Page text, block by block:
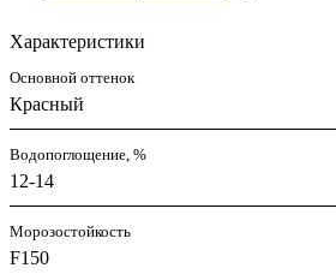
Характеристики
Основной оттенок
Красный
Водопоглощение, %
12-14
Морозостойкость
F150